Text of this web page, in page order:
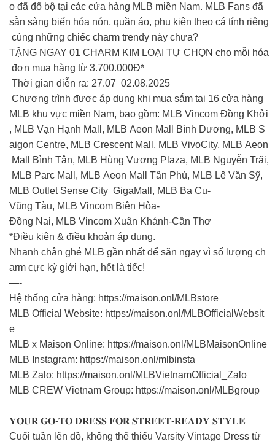
o đã đổ bộ tại các cửa hàng MLB miền Nam. MLB Fans đã
sẵn sàng biến hóa nón, quần áo, phụ kiện theo cá tính riêng
cùng những chiếc charm trendy này chưa?
TẶNG NGAY 01 CHARM KIM LOẠI TỰ CHỌN cho mỗi hóa
đơn mua hàng từ 3.700.000Đ*
Thời gian diễn ra: 27.07 02.08.2025
Chương trình được áp dụng khi mua sắm tại 16 cửa hàng
MLB khu vực miền Nam, bao gồm: MLB Vincom Đồng Khởi
, MLB Vạn Hạnh Mall, MLB Aeon Mall Bình Dương, MLB S
aigon Centre, MLB Crescent Mall, MLB VivoCity, MLB Aeon
Mall Bình Tân, MLB Hùng Vương Plaza, MLB Nguyễn Trãi,
MLB Parc Mall, MLB Aeon Mall Tân Phú, MLB Lê Văn Sỹ,
MLB Outlet Sense City GigaMall, MLB Ba Cu-
Vũng Tàu, MLB Vincom Biên Hòa-
Đồng Nai, MLB Vincom Xuân Khánh-Cần Thơ
*Điều kiện & điều khoản áp dụng.
Nhanh chân ghé MLB gần nhất để săn ngay vì số lượng ch
arm cực kỳ giới hạn, hết là tiếc!
—-
Hệ thống cửa hàng: https://maison.onl/MLBstore
MLB Official Website: https://maison.onl/MLBOfficialWebsit
e
MLB x Maison Online: https://maison.onl/MLBMaisonOnline
MLB Instagram: https://maison.onl/mlbinsta
MLB Zalo: https://maison.onl/MLBVietnamOfficial_Zalo
MLB CREW Vietnam Group: https://maison.onl/MLBgroup
𝐘𝐎𝐔𝐑 𝐆𝐎-𝐓𝐎 𝐃𝐑𝐄𝐒𝐒 𝐅𝐎𝐑 𝐒𝐓𝐑𝐄𝐄𝐓-𝐑𝐄𝐀𝐃𝐘 𝐒𝐓𝐘𝐋𝐄
Cuối tuần lên đồ, không thể thiếu Varsity Vintage Dress từ